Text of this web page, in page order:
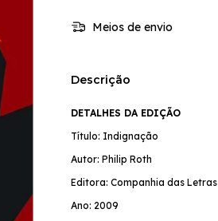
Meios de envio
Descrição
DETALHES DA EDIÇÃO
Título: Indignação
Autor: Philip Roth
Editora: Companhia das Letras
Ano: 2009